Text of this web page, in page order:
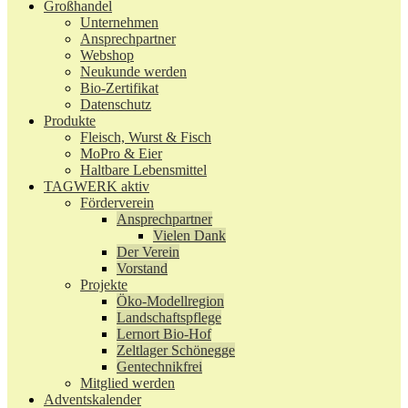
Großhandel
Unternehmen
Ansprechpartner
Webshop
Neukunde werden
Bio-Zertifikat
Datenschutz
Produkte
Fleisch, Wurst & Fisch
MoPro & Eier
Haltbare Lebensmittel
TAGWERK aktiv
Förderverein
Ansprechpartner
Vielen Dank
Der Verein
Vorstand
Projekte
Öko-Modellregion
Landschaftspflege
Lernort Bio-Hof
Zeltlager Schönegge
Gentechnikfrei
Mitglied werden
Adventskalender